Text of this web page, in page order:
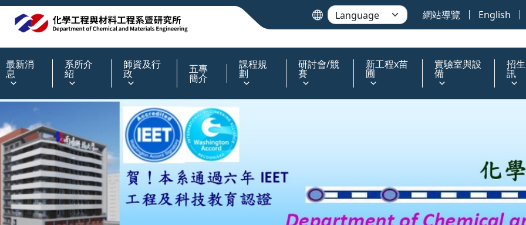
網站導覽 English
最新消
息
系所介
紹
師資及行
政 五專
簡介
課程規
劃
研討會/競
賽
新工程x苗
圃
實驗室與設
備
招
訊